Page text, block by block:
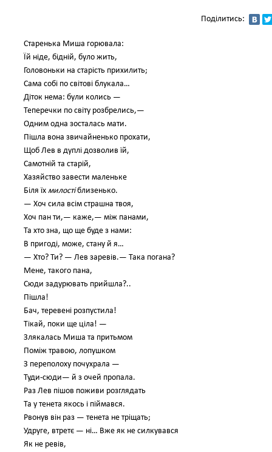
Поділитись:
Старенька Миша горювала:
Їй ніде, бідній, було жить,
Головоньки на старість прихилить;
Сама собі по світові блукала…
Діток нема: були колись —
Теперечки по світу розбрелись,—
Одним одна зосталась мати.
Пішла вона звичайненько прохати,
Щоб Лев в дуплі дозволив їй,
Самотній та старій,
Хазяйство завести маленьке
Біля їх милостіблизенько.
— Хоч сила всім страшна твоя,
Хоч пан ти,— каже,— між панами,
Та хто зна, що ще буде з нами:
В пригоді, може, стану й я…
— Хто? Ти? — Лев заревів.— Така погана?
Мене, такого пана,
Сюди задурювать прийшла?..
Пішла!
Бач, теревені розпустила!
Тікай, поки ще ціла! —
Злякалась Миша та притьмом
Поміж травою, лопушком
З переполоху почухрала —
Туди-сюди— й з очей пропала.
Раз Лев пішов поживи розглядать
Та у тенета якось і піймався.
Рвонув він раз — тенета не тріщать;
Удруге, втретє — ні… Вже як не силкувався
Як не ревів,